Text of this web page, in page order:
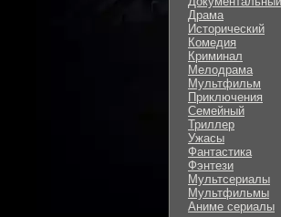
Драма
Исторический
Комедия
Криминал
Мелодрама
Мультфильм
Приключения
Семейный
Триллер
Ужасы
Фантастика
Фэнтези
Мультсериалы
Мультфильмы
Аниме сериалы